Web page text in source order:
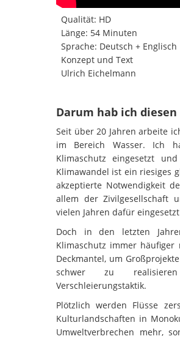
Qualität: HD
Länge: 54 Minuten
Sprache: Deutsch + Englisch
Konzept und Text
Ulrich Eichelmann
Darum hab ich
Seit über 20 Jahren arbeite
im Bereich Wasser. Ich
Klimaschutz eingesetzt
Klimawandel ist ein riesiges
akzeptierte Notwendigkeit
allem der Zivilgesellschaft
vielen Jahren dafür
Doch in den letzten
Klimaschutz immer
Deckmantel, um
schwer zu
Verschleierungstaktik.
Plötzlich werden Flüsse
Kulturlandschaften in
Umweltverbrechen mehr,